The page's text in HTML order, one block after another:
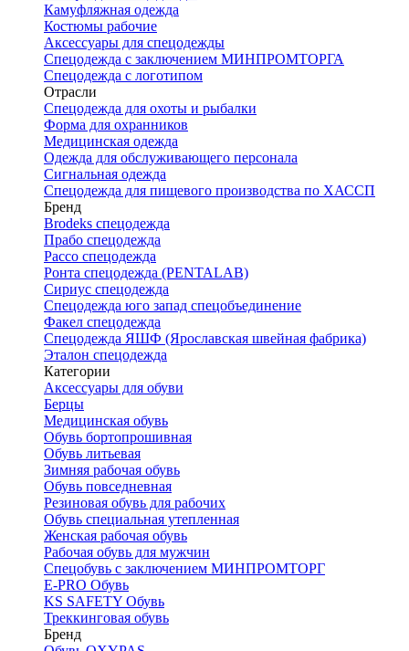
Камуфляжная одежда
Костюмы рабочие
Аксессуары для спецодежды
Спецодежда с заключением МИНПРОМТОРГА
Спецодежда с логотипом
Отрасли
Спецодежда для охоты и рыбалки
Форма для охранников
Медицинская одежда
Одежда для обслуживающего персонала
Сигнальная одежда
Спецодежда для пищевого производства по ХАССП
Бренд
Brodeks спецодежда
Прабо спецодежда
Рассо спецодежда
Ронта спецодежда (PENTALAB)
Сириус спецодежда
Спецодежда юго запад спецобъединение
Факел спецодежда
Спецодежда ЯШФ (Ярославская швейная фабрика)
Эталон спецодежда
Категории
Аксессуары для обуви
Берцы
Медицинская обувь
Обувь бортопрошивная
Обувь литьевая
Зимняя рабочая обувь
Обувь повседневная
Резиновая обувь для рабочих
Обувь специальная утепленная
Женская рабочая обувь
Рабочая обувь для мужчин
Спецобувь с заключением МИНПРОМТОРГ
E-PRO Обувь
KS SAFETY Обувь
Треккинговая обувь
Бренд